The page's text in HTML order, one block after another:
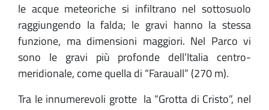
le acque meteoriche si infiltrano nel sottosuolo
raggiungendo la falda; le gravi hanno la stessa
funzione, ma dimensioni maggiori. Nel Parco vi
sono le gravi più profonde dell’Italia centro-
meridionale, come quella di “Farauall” (270 m).
Tra le innumerevoli grotte la “Grotta di Cristo”, nel